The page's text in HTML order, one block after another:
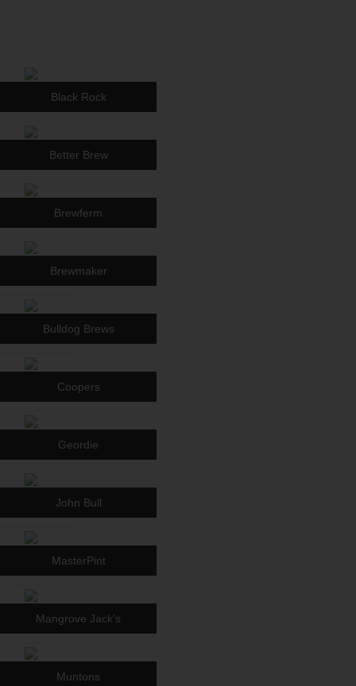
Black Rock
Better Brew
Brewferm
Brewmaker
Bulldog Brews
Coopers
Geordie
John Bull
MasterPint
Mangrove Jack's
Muntons